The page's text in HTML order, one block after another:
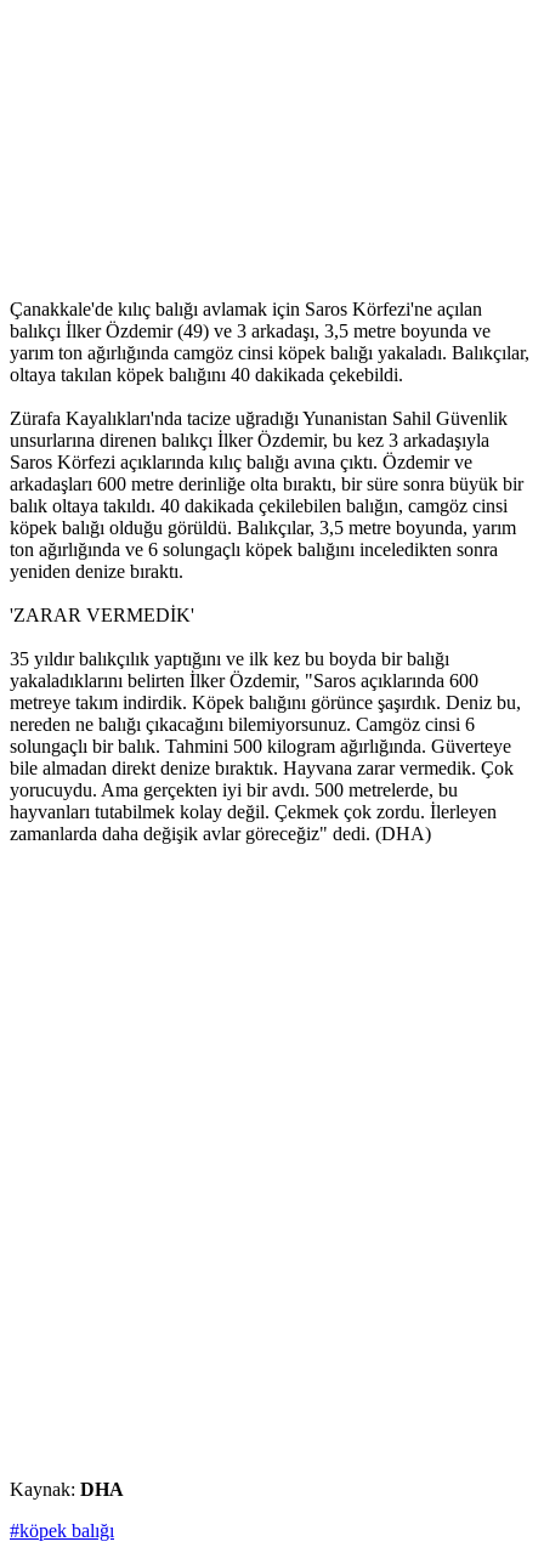
Çanakkale'de kılıç balığı avlamak için Saros Körfezi'ne açılan
balıkçı İlker Özdemir (49) ve 3 arkadaşı, 3,5 metre boyunda ve
yarım ton ağırlığında camgöz cinsi köpek balığı yakaladı. Balıkçılar,
oltaya takılan köpek balığını 40 dakikada çekebildi.
Zürafa Kayalıkları'nda tacize uğradığı Yunanistan Sahil Güvenlik
unsurlarına direnen balıkçı İlker Özdemir, bu kez 3 arkadaşıyla
Saros Körfezi açıklarında kılıç balığı avına çıktı. Özdemir ve
arkadaşları 600 metre derinliğe olta bıraktı, bir süre sonra büyük bir
balık oltaya takıldı. 40 dakikada çekilebilen balığın, camgöz cinsi
köpek balığı olduğu görüldü. Balıkçılar, 3,5 metre boyunda, yarım
ton ağırlığında ve 6 solungaçlı köpek balığını inceledikten sonra
yeniden denize bıraktı.
'ZARAR VERMEDİK'
35 yıldır balıkçılık yaptığını ve ilk kez bu boyda bir balığı
yakaladıklarını belirten İlker Özdemir, "Saros açıklarında 600
metreye takım indirdik. Köpek balığını görünce şaşırdık. Deniz bu,
nereden ne balığı çıkacağını bilemiyorsunuz. Camgöz cinsi 6
solungaçlı bir balık. Tahmini 500 kilogram ağırlığında. Güverteye
bile almadan direkt denize bıraktık. Hayvana zarar vermedik. Çok
yorucuydu. Ama gerçekten iyi bir avdı. 500 metrelerde, bu
hayvanları tutabilmek kolay değil. Çekmek çok zordu. İlerleyen
zamanlarda daha değişik avlar göreceğiz" dedi. (DHA)
Kaynak: DHA
#köpek balığı